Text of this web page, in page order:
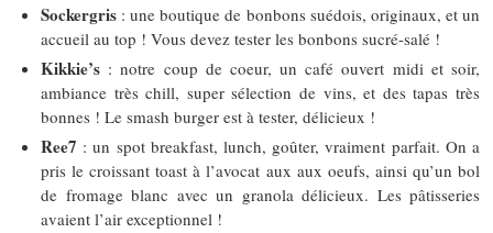
Sockergris : une boutique de bonbons suédois, originaux, et un
accueil au top ! Vous devez tester les bonbons sucré-salé !
Kikkie’s : notre coup de coeur, un café ouvert midi et soir,
ambiance très chill, super sélection de vins, et des tapas très
bonnes ! Le smash burger est à tester, délicieux !
Ree7 : un spot breakfast, lunch, goûter, vraiment parfait. On a
pris le croissant toast à l’avocat aux aux oeufs, ainsi qu’un bol
de fromage blanc avec un granola délicieux. Les pâtisseries
avaient l’air exceptionnel !